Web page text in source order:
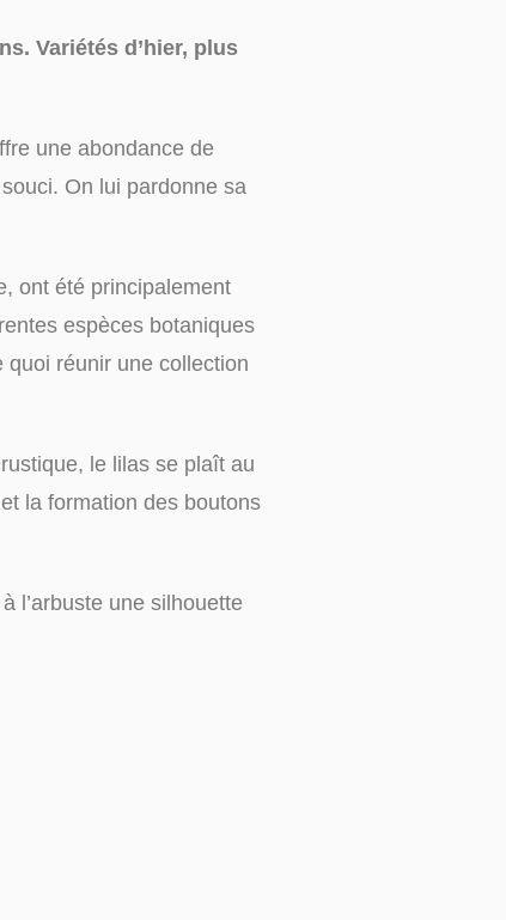
Variétés d’hier, plus
une abondance de
On lui pardonne sa
ont été principalement
espèces botaniques
réunir une collection
le lilas se plaît au
la formation des boutons
l’arbuste une silhouette